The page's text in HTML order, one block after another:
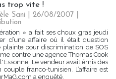
trop vite !
Sani | 26/08/2007
» a fait ses choux gras jeudi
d’une affaire où il était question
plainte pour discrimination de SOS
contre une agence Thomas Cook
Le vendeur avait émis des
franco-tunisien. L’affaire est
a enquêté.